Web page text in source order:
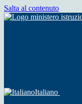
Salta al contenuto
Italiano